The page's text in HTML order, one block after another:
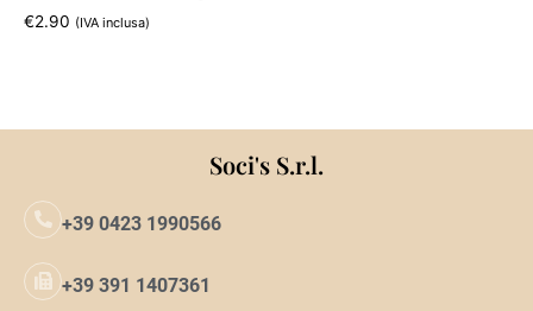
€2.90 (IVA inclusa)
Soci's S.r.l.
+39 0423 1990566
+39 391 1407361